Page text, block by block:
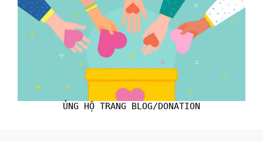
ỦNG HỘ TRANG BLOG/DONATION